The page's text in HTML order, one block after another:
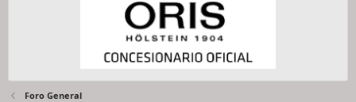
Foro General